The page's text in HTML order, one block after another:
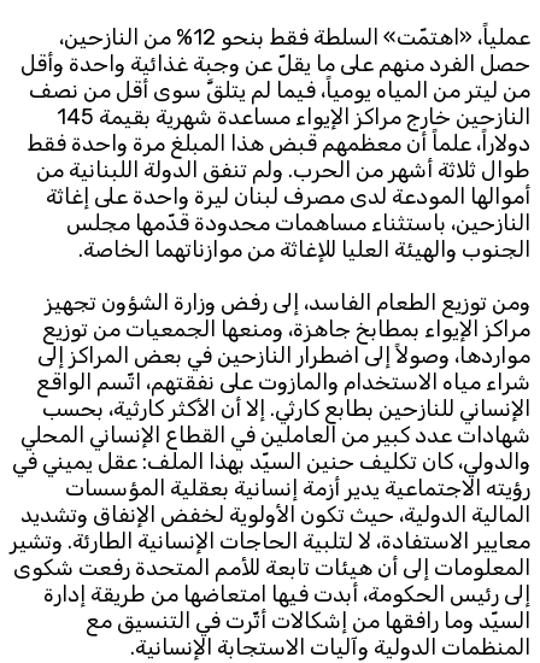
© 2025. All Rights Reserved. By Koein
عملياً، «اهتمّت» السلطة فقط بنحو 12% من النازحين،
حصل الفرد منهم على ما يقلّ عن وجبة غذائية واحدة وأقل
من ليتر من المياه يومياً، فيما لم يتلقَّ سوى أقل من نصف
النازحين خارج مراكز الإيواء مساعدة شهرية بقيمة 145
دولاراً، علماً أن معظمهم قبض هذا المبلغ مرة واحدة فقط
طوال ثلاثة أشهر من الحرب. ولم تنفق الدولة اللبنانية من
أموالها المودعة لدى مصرف لبنان ليرة واحدة على إغاثة
النازحين، باستثناء مساهمات محدودة قدّمها مجلس
الجنوب والهيئة العليا للإغاثة من موازناتهما الخاصة.
ومن توزيع الطعام الفاسد، إلى رفض وزارة الشؤون تجهيز
مراكز الإيواء بمطابخ جاهزة، ومنعها الجمعيات من توزيع
مواردها، وصولاً إلى اضطرار النازحين في بعض المراكز إلى
شراء مياه الاستخدام والمازوت على نفقتهم، اتّسم الواقع
الإنساني للنازحين بطابع كارثي. إلا أن الأكثر كارثية، بحسب
شهادات عدد كبير من العاملين في القطاع الإنساني المحلي
والدولي، كان تكليف حنين السيّد بهذا الملف: عقل يميني في
رؤيته الاجتماعية يدير أزمة إنسانية بعقلية المؤسسات
المالية الدولية، حيث تكون الأولوية لخفض الإنفاق وتشديد
معايير الاستفادة، لا لتلبية الحاجات الإنسانية الطارئة. وتشير
المعلومات إلى أن هيئات تابعة للأمم المتحدة رفعت شكوى
إلى رئيس الحكومة، أبدت فيها امتعاضها من طريقة إدارة
السيّد وما رافقها من إشكالات أثّرت في التنسيق مع
المنظمات الدولية وآليات الاستجابة الإنسانية.